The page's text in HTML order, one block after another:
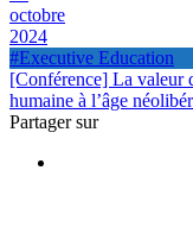
octobre
2024
#Executive Education
[Conférence] La valeur
humaine à l’âge
Partager sur